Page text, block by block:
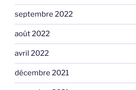
septembre 2022
août 2022
avril 2022
décembre 2021